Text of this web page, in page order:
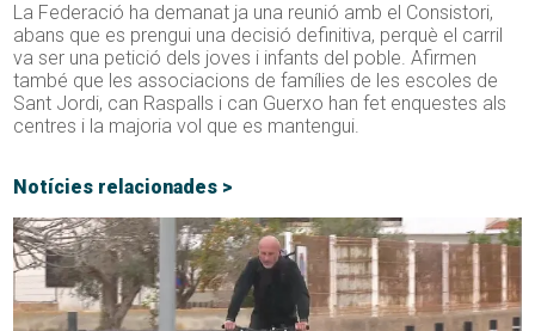
La Federació ha demanat ja una reunió amb el Consistori,
abans que es prengui una decisió definitiva, perquè el carril
va ser una petició dels joves i infants del poble. Afirmen
també que les associacions de famílies de les escoles de
Sant Jordi, can Raspalls i can Guerxo han fet enquestes als
centres i la majoria vol que es mantengui.
Notícies relacionades >